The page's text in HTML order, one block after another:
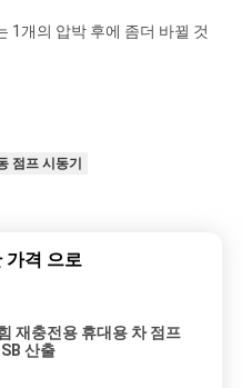
1개의 압박 후에 좀더 바뀔 것
점프 시동기
가격 으로
재충전용 휴대용 차 점프
산출